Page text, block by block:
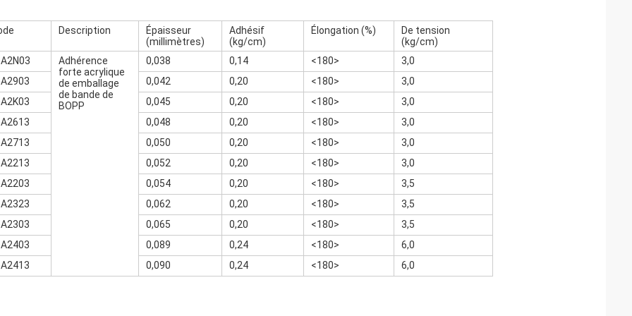
Description
Épaisseur
(millimètres)
Adhésif
(kg/cm)
Élongation (%)
De tension
(kg/cm)
Adhérence
forte acrylique
de emballage
de bande de
BOPP
0,038 0,14 <180>
3,0
0,042 0,20 <180>
3,0
0,045 0,20 <180>
3,0
0,048 0,20 <180>
3,0
0,050 0,20 <180>
3,0
0,052 0,20 <180>
3,0
0,054 0,20 <180>
3,5
0,062 0,20 <180>
3,5
0,065 0,20 <180>
3,5
0,089 0,24 <180>
6,0
0,090 0,24 <180> 6,0